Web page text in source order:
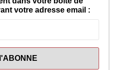
votre adresse email :